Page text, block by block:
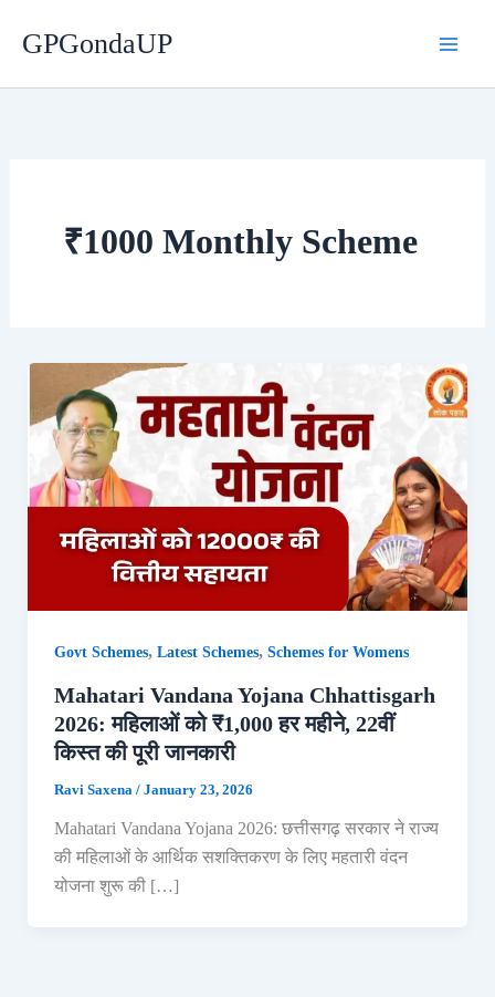
GPGondaUP
₹1000 Monthly Scheme
Govt Schemes, Latest Schemes, Schemes for Womens
Mahatari Vandana Yojana Chhattisgarh
2026: महिलाओं को ₹1,000 हर महीने, 22वीं
किस्त की पूरी जानकारी
Ravi Saxena / January 23, 2026
Mahatari Vandana Yojana 2026: छत्तीसगढ़ सरकार ने राज्य
की महिलाओं के आर्थिक सशक्तिकरण के लिए महतारी वंदन
योजना शुरू की […]